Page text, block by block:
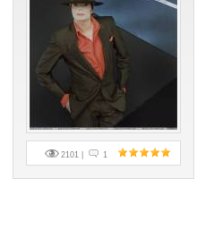
2101 | 1